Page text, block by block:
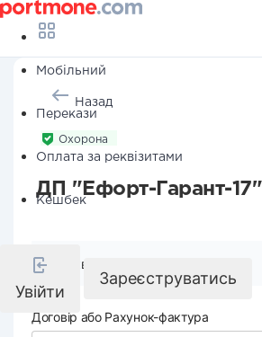
Мобільний
Перекази
Оплата за реквізитами
Кешбек
Увійти
Зареєструватись
Назад
Охорона
ДП "Ефорт-Гарант-17"
Реквізити компанії
Договір або Рахунок-фактура